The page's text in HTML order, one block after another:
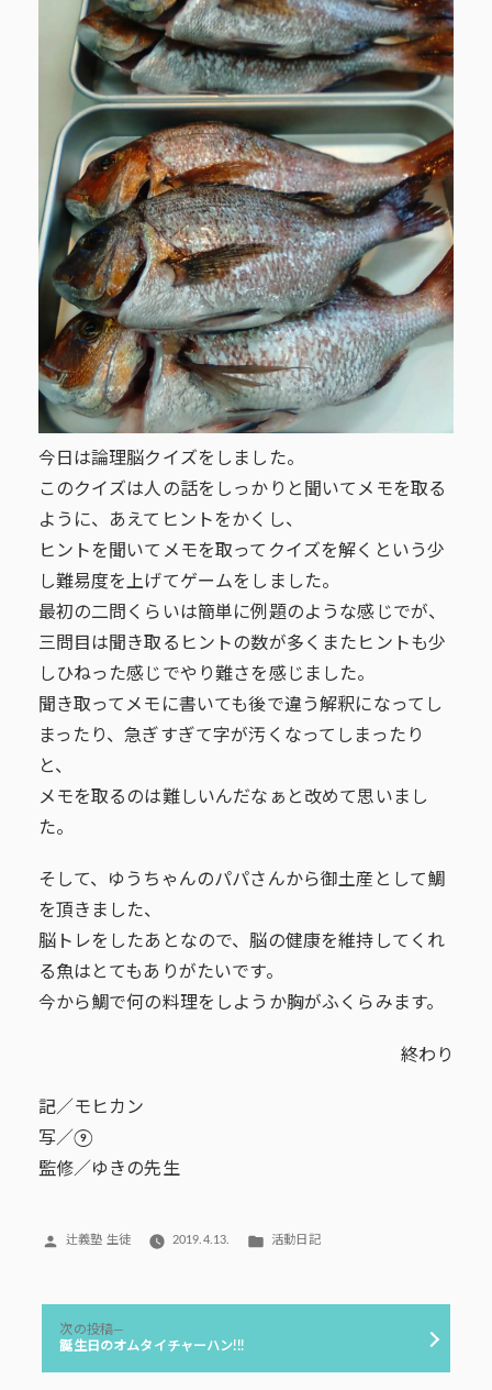
今日は論理脳クイズをしました。
このクイズは人の話をしっかりと聞いてメモを取る
ように、あえてヒントをかくし、
ヒントを聞いてメモを取ってクイズを解くという少
し難易度を上げてゲームをしました。
最初の二問くらいは簡単に例題のような感じでが、
三問目は聞き取るヒントの数が多くまたヒントも少
しひねった感じでやり難さを感じました。
聞き取ってメモに書いても後で違う解釈になってし
まったり、急ぎすぎて字が汚くなってしまったり
と、
メモを取るのは難しいんだなぁと改めて思いまし
た。
そして、ゆうちゃんのパパさんから御土産として鯛
を頂きました、
脳トレをしたあとなので、脳の健康を維持してくれ
る魚はとてもありがたいです。
今から鯛で何の料理をしようか胸がふくらみます。
終わり
記／モヒカン
写／⑨
監修／ゆきの先生
投
辻義塾 生徒 2019.4.13.
カ
リ
活動日記
ナ
次の投稿
の
誕生日のオムタイチャーハン!!!